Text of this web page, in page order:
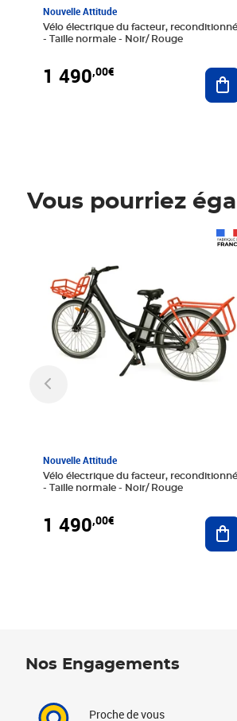
Nouvelle Attitude
Vélo électrique du facteur, reconditionné
- Taille normale - Noir/ Rouge
1 490,00€
Vous pourriez
Nouvelle Attitude
Vélo électrique du facteur, reconditionné
- Taille normale - Noir/ Rouge
1 490,00€
Nos Engagements
Proche de vous